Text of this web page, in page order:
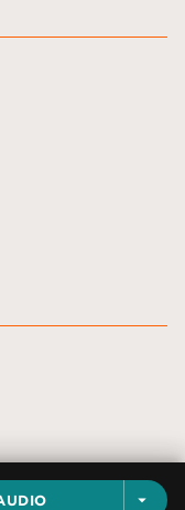
arrow_drop_down